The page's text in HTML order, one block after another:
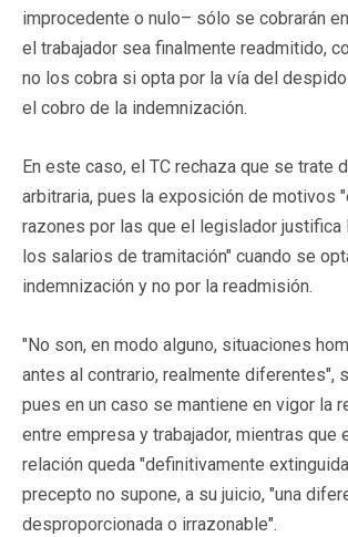
improcedente o nulo– sólo se cobrarán
el trabajador sea finalmente readmitido,
no los cobra si opta por la vía del
el cobro de la indemnización.
En este caso, el TC rechaza que se trate
arbitraria, pues la exposición de motivos
razones por las que el legislador justifica
los salarios de tramitación" cuando se
indemnización y no por la readmisión.
"No son, en modo alguno, situaciones
antes al contrario, realmente diferentes",
pues en un caso se mantiene en vigor la
entre empresa y trabajador, mientras que
relación queda "definitivamente
precepto no supone, a su juicio, "una
desproporcionada o irrazonable".